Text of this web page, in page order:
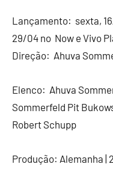
Lançamento: sexta,
29/04 no Now e Vivo
Direção: Ahuva
Elenco: Ahuva
Sommerfeld Pit
Robert Schupp
Produção: Alemanha |